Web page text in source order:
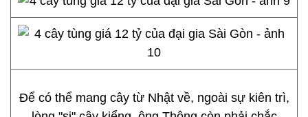
Để có thể mang cây từ Nhật về, ngoài sự kiên trì,